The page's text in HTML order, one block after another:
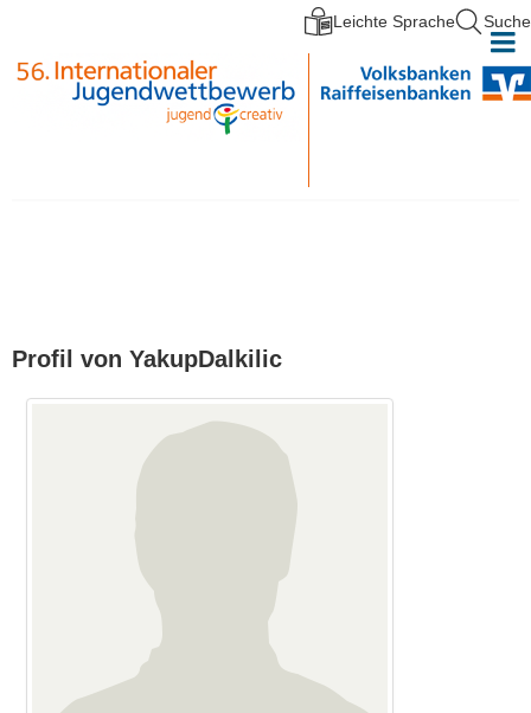
Leichte Sprache Suche
Profil von YakupDalkilic